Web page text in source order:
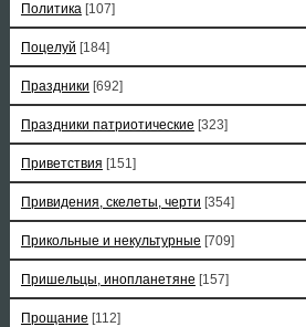
Политика [107]
Поцелуй [184]
Праздники [692]
Праздники патриотические [323]
Приветствия [151]
Привидения, скелеты, черти [354]
Прикольные и некультурные [709]
Пришельцы, инопланетяне [157]
Прощание [112]